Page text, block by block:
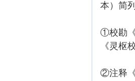
本）简
①校勘《
《灵枢
②注释